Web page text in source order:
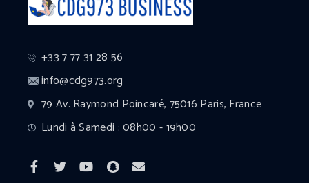
+33 7 77 31 28 56
info@cdg973.org
79 Av. Raymond Poincaré, 75016 Paris, France
Lundi à Samedi : 08h00 - 19h00